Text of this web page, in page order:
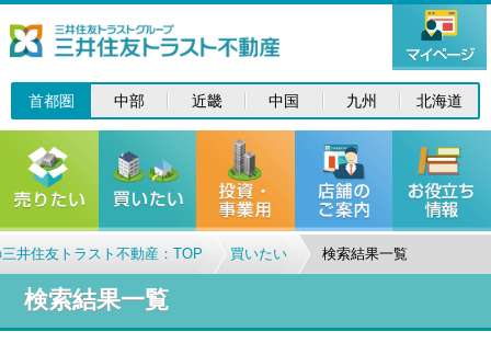
首都圏 中部 近畿 中国 九州 北海道
井住友トラスト不動産：TOP 買いたい 検索結果一覧
検索結果一覧